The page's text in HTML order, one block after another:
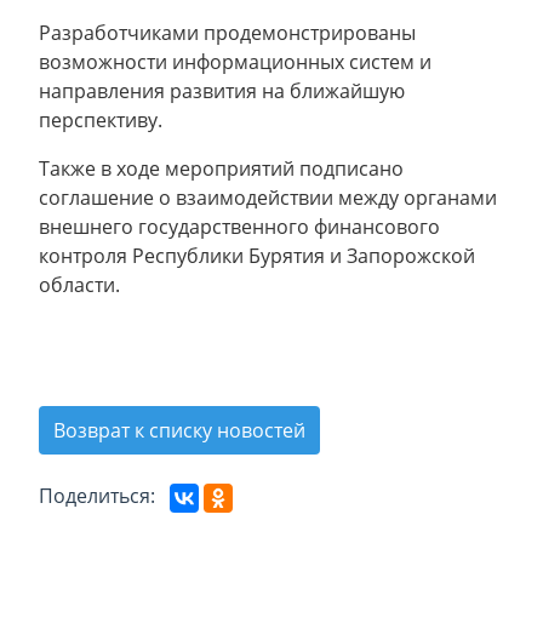
Разработчиками продемонстрированы
возможности информационных систем и
направления развития на ближайшую
перспективу.
Также в ходе мероприятий подписано
соглашение о взаимодействии между органами
внешнего государственного финансового
контроля Республики Бурятия и Запорожской
области.
Возврат к списку новостей
Поделиться: